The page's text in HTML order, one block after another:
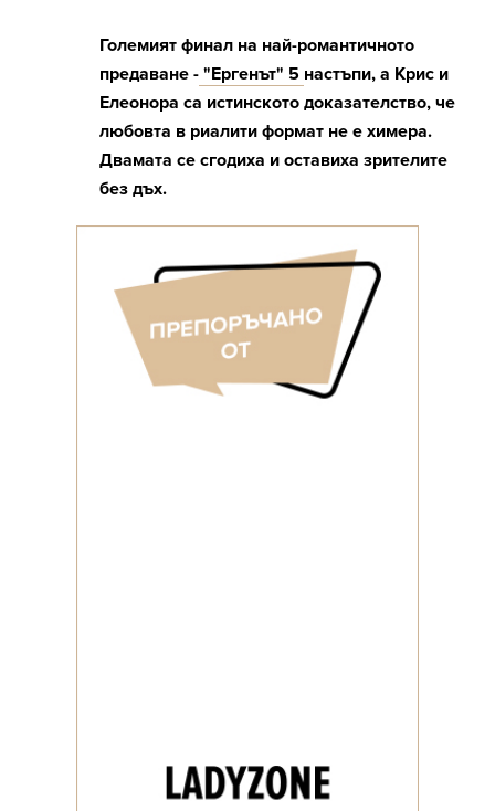
Големият финал на най-романтичното
предаване - "Ергенът" 5 настъпи, а Крис и
Елеонора са истинското доказателство, че
любовта в риалити формат не е химера.
Двамата се сгодиха и оставиха зрителите
без дъх.